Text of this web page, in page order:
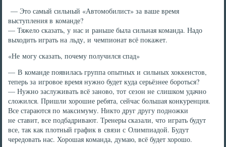
— Это самый сильный «Автомобилист» за ваше время
выступления в команде?
— Тяжело сказать, у нас и раньше была сильная команда. Надо
выходить играть на льду, и чемпионат всё покажет.
«Не могу сказать, почему получился спад»
— В команде появилась группа опытных и сильных хоккеистов,
теперь за игровое время нужно будет куда серьёзнее бороться?
— Нужно заслуживать всё заново, тот сезон не слишком удачно
сложился. Пришли хорошие ребята, сейчас большая конкуренция.
Все стараются по максимуму. Никто друг другу подножки
не ставит, все подбадривают. Тренеры сказали, что играть будут
все, так как плотный график в связи с Олимпиадой. Будут
чередовать нас. Хорошая команда, думаю, всё будет хорошо.